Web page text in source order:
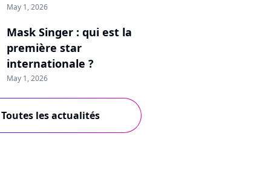
May 1, 2026
Mask Singer : qui est la
première star
internationale ?
May 1, 2026
Toutes les actualités